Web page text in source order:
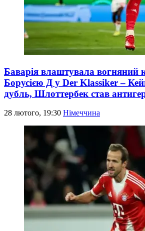
Баварія влаштувала вогняний
Борусією Д у Der Klassiker –
дубль, Шлоттербек став
28 лютого, 19:30 Німеччина